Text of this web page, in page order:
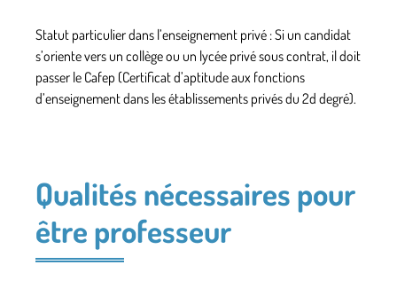
Statut particulier dans l’enseignement privé : Si un candidat
s’oriente vers un collège ou un lycée privé sous contrat, il doit
passer le Cafep (Certificat d’aptitude aux fonctions
d’enseignement dans les établissements privés du 2d degré).
Qualités nécessaires pour
être professeur